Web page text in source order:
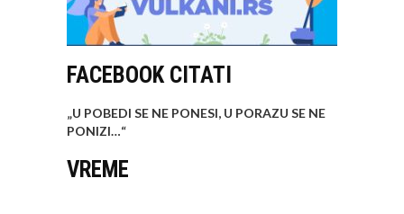
FACEBOOK CITATI
„U POBEDI SE NE PONESI, U PORAZU SE NE
PONIZI…“
VREME